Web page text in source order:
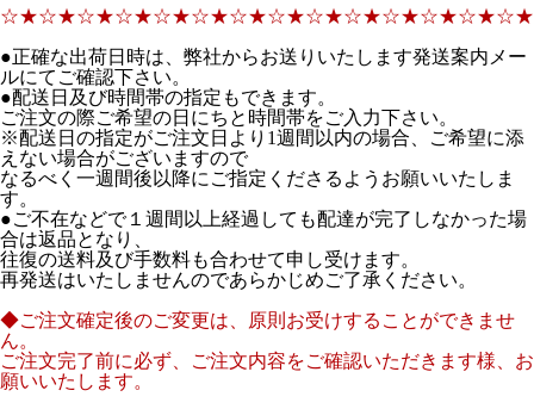
●正確な出荷日時は、弊社からお送りいたします発送案内メー
ルにてご確認下さい。
●配送日及び時間帯の指定もできます。
ご注文の際ご希望の日にちと時間帯をご入力下さい。
※配送日の指定がご注文日より1週間以内の場合、ご希望に添
えない場合がございますので
なるべく一週間後以降にご指定くださるようお願いいたしま
す。
●ご不在などで１週間以上経過しても配達が完了しなかった場
合は返品となり、
往復の送料及び手数料も合わせて申し受けます。
再発送はいたしませんのであらかじめご了承ください。
◆ご注文確定後のご変更は、原則お受けすることができませ
ん。
ご注文完了前に必ず、ご注文内容をご確認いただきます様、お
願いいたします。